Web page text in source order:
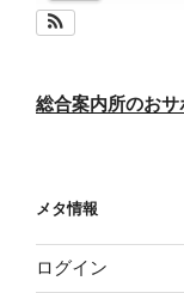
総合案内所のお
メタ情報
ログイン